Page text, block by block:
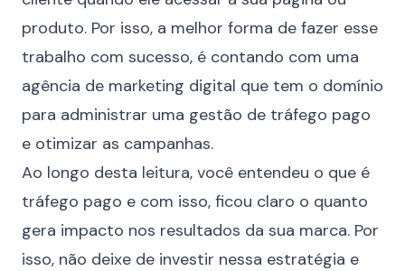
produto. Por isso, a melhor forma de fazer esse
trabalho com sucesso, é contando com uma
agência de marketing digital que tem o domínio
para administrar uma gestão de tráfego pago
e otimizar as campanhas.
Ao longo desta leitura, você entendeu o que é
tráfego pago e com isso, ficou claro o quanto
gera impacto nos resultados da sua marca. Por
isso, não deixe de investir nessa estratégia e